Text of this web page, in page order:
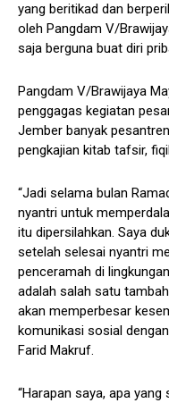
yang beritikad dan
oleh Pangdam V/
saja berguna buat diri
Pangdam V/Brawijaya
penggagas kegiatan
Jember banyak
pengkajian kitab tafsir,
“Jadi selama bulan
nyantri untuk
itu dipersilahkan. Saya
setelah selesai nyantri
penceramah di
adalah salah satu
akan memperbesar
komunikasi sosial
Farid Makruf.
“Harapan saya, apa